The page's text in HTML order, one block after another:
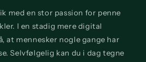
med en stor passion for penne
I en stadig mere digital
at mennesker nogle gange har
Selvfølgelig kan du i dag tegne